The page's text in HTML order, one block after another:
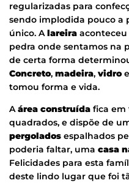
regularizadas para
sendo implodida pouco a
único. Alareira
pedra onde sentamos na
de certa forma
Concreto, madeira, vidroe
tomou forma e vida.
Aárea construída fica em
quadrados, e dispõe de
pergolados espalhados
poderia faltar, uma casa
Felicidades para esta
deste lindo lugar que foi